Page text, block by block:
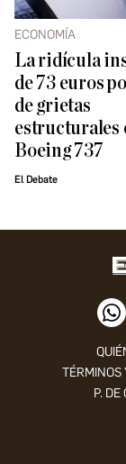
ECONOMÍA
La ridícula
de 73 euros
de grietas
estructurales
Boeing 737
El Debate
TÉRMINOS
P. DE